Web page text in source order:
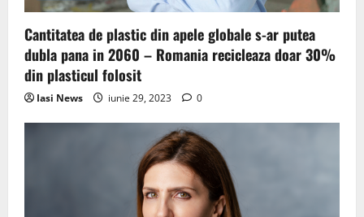
Cantitatea de plastic din apele globale s-ar putea
dubla pana in 2060 – Romania recicleaza doar 30%
din plasticul folosit
Iasi News iunie 29, 2023 0